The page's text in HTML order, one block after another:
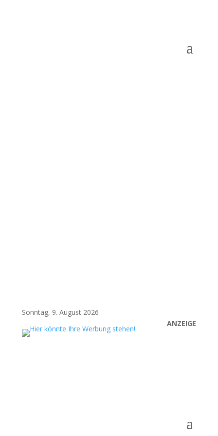
Sonntag, 9. August 2026
ANZEIGE